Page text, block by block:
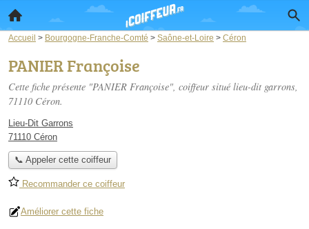
Accueil > Bourgogne-Franche-Comté > Saône-et-Loire > Céron
PANIER Françoise
Cette fiche présente "PANIER Françoise", coiffeur situé lieu-dit garrons,
71110 Céron.
Lieu-Dit Garrons
71110 Céron
📞 Appeler cette coiffeur
Recommander ce coiffeur
Améliorer cette fiche